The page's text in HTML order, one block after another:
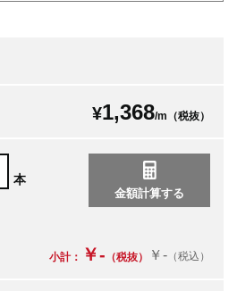
¥1,368/m（税抜）
本
小計： ￥- （税抜） ￥- （税込）